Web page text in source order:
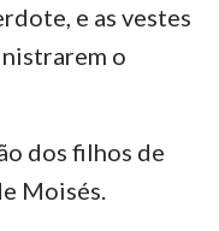
e as vestes
o
dos filhos de
Moisés.